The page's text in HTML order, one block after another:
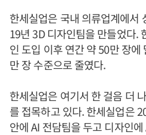
한세실업은 국내 의류업계에서
19년 3D 디자인팀을 만들었다.
인 도입 이후 연간 약 50만 장에
만 장 수준으로 줄였다.
한세실업은 여기서 한 걸음 더
를 접목하고 있다. 한세실업은
안에 AI 전담팀을 두고 디자인